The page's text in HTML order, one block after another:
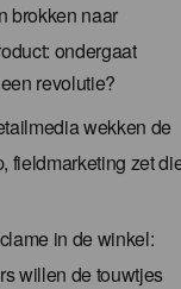
brokken naar
ondergaat
revolutie?
wekken de
fieldmarketing zet
in de winkel:
willen de touwtjes